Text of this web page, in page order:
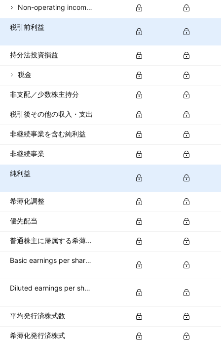
Non-operating income (total)
税引前利益
持分法投資損益
税金
非支配／少数株主持分
税引後その他の収入・支出
非継続事業を含む純利益
非継続事業
純利益
希薄化調整
優先配当
普通株主に帰属する希薄化純利益
Basic earnings per share (basic EPS)
Diluted earnings per share (diluted EPS)
平均発行済株式数
希薄化発行済株式